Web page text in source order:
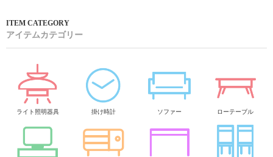
アイテムカテゴリー
ライト照明器具 掛け時計 ソファー ローテーブル